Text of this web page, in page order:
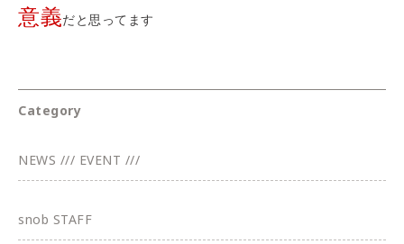
意義だと思ってます
Category
NEWS /// EVENT ///
snob STAFF